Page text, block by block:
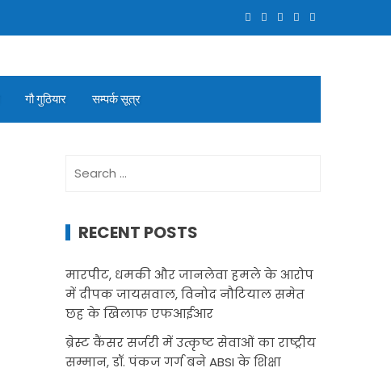
गौ गुठियार सम्पर्क सूत्र
for:
RECENT POSTS
मारपीट, धमकी और जानलेवा हमले के आरोप
में दीपक जायसवाल, विनोद नौटियाल समेत
छह के खिलाफ एफआईआर
ब्रेस्ट कैंसर सर्जरी में उत्कृष्ट सेवाओं का राष्ट्रीय
सम्मान, डॉ. पंकज गर्ग बने ABSI के शिक्षा